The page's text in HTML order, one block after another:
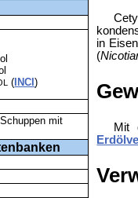
( INCI)
Schuppen mit
in
(
Mit